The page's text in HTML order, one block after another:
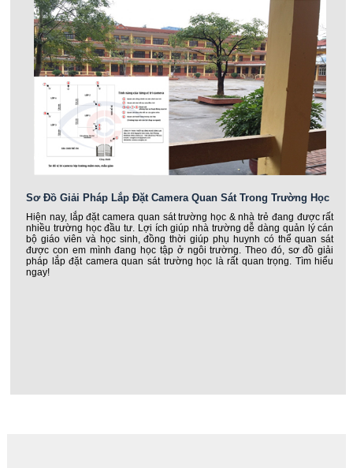
Sơ Đồ Giải Pháp Lắp Đặt Camera Quan Sát Trong Trường Học
Hiện nay, lắp đặt camera quan sát trường học & nhà trẻ đang được rất
nhiều trường học đầu tư. Lợi ích giúp nhà trường dễ dàng quản lý cán
bộ giáo viên và học sinh, đồng thời giúp phụ huynh có thể quan sát
được con em mình đang học tập ở ngôi trường. Theo đó, sơ đồ giải
pháp lắp đặt camera quan sát trường học là rất quan trọng. Tìm hiểu
ngay!